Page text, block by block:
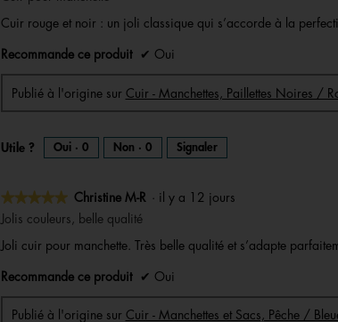
5
étoiles.
Cuir rouge et noir : un joli classique qui s’accorde à la
Recommande ce produit ✔ Oui
Publié à l'origine sur Cuir - Manchettes, Paillettes Noires /
Utile ? Oui · 0 Non · 0 Signaler
★★★★★
★★★★★
5
5
Christine M-R · il y a 12 jours
Jolis couleurs, belle qualité
Joli cuir pour manchette. Très belle qualité et s’adapte
Recommande ce produit ✔ Oui
Publié à l'origine sur Cuir - Manchettes et Sacs, Pêche /